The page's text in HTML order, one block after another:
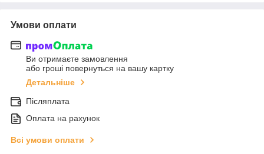
Умови оплати
Ви отримаєте замовлення
або гроші повернуться на вашу картку
Детальніше
Післяплата
Оплата на рахунок
Всі умови оплати